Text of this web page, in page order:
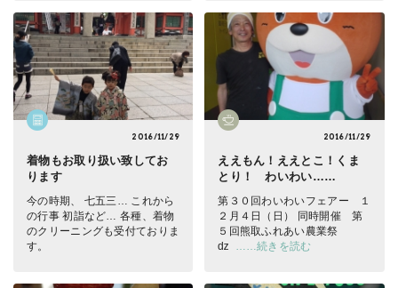
2016/11/29
着物もお取り扱い致してお
ります
今の時期、 七五三… これから
の行事 初詣など… 各種、着物
のクリーニングも受付ておりま
す。
2016/11/29
ええもん！ええとこ！くま
とり！ わいわい……
第３０回わいわいフェアー １
２月４日（日） 同時開催 第
５回熊取ふれあい農業祭
ǳ
……続きを読む